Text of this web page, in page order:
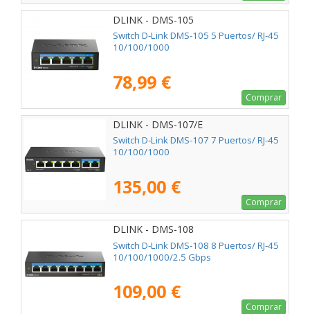
DLINK - DMS-105
Switch D-Link DMS-105 5 Puertos/ RJ-45
10/100/1000
78,99 €
Comprar
DLINK - DMS-107/E
Switch D-Link DMS-107 7 Puertos/ RJ-45
10/100/1000
135,00 €
Comprar
DLINK - DMS-108
Switch D-Link DMS-108 8 Puertos/ RJ-45
10/100/1000/2.5 Gbps
109,00 €
Comprar